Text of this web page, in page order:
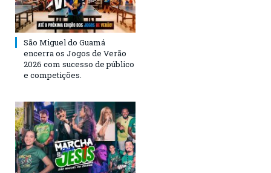
São Miguel do Guamá
encerra os Jogos de Verão
2026 com sucesso de público
e competições.